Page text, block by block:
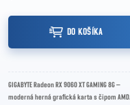
DO KOŠÍKA
GIGABYTE Radeon RX 9060 XT GAMING 8G –
moderná herná grafická karta s čipom AMD